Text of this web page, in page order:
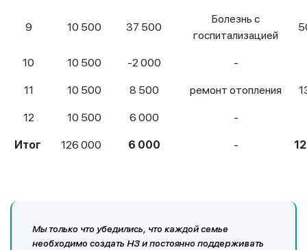
9 10 500 37 500
Болезнь с
госпитализацией
10 10 500 -2 000 -
11 10 500 8 500 ремонт отопления
12 10 500 6 000 -
Итог 126 000 6 000 -
Мы только что убедились, что каждой семье
необходимо создать НЗ и постоянно поддерживать